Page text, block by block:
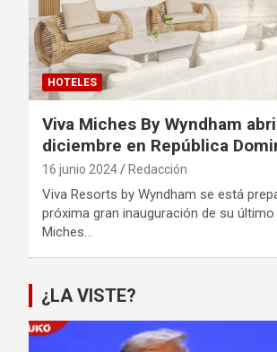
HOTELES
Viva Miches By Wyndham
diciembre en República
16 junio 2024 Redacción
Viva Resorts by Wyndham se está
próxima gran inauguración de su
Miches…
¿LA VISTE?